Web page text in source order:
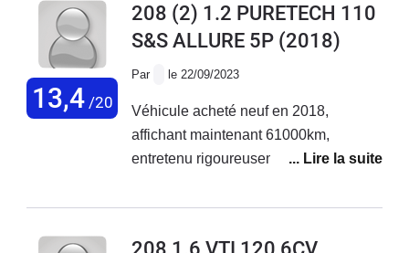
13,4/20
208 (2) 1.2 PURETECH 110
S&S ALLURE 5P (2018)
Par le 22/09/2023
Véhicule acheté neuf en 2018,
affichant maintenant 61000km,
entretenu rigoureusement dans le
confortable, agréable à conduire mais